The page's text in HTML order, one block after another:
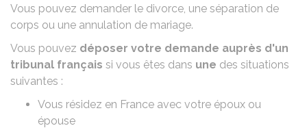
Vous pouvez demander le divorce, une séparation de
corps ou une annulation de mariage.
Vous pouvez déposer votre demande auprès d'un
tribunal français si vous êtes dans une des situations
suivantes :
Vous résidez en France avec votre époux ou
épouse